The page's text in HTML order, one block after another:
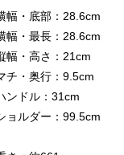
幅・底部：28.6cm
幅・最長：28.6cm
幅・高さ：21cm
チ・奥行：9.5cm
ンドル：31cm
ョルダー：99.5cm